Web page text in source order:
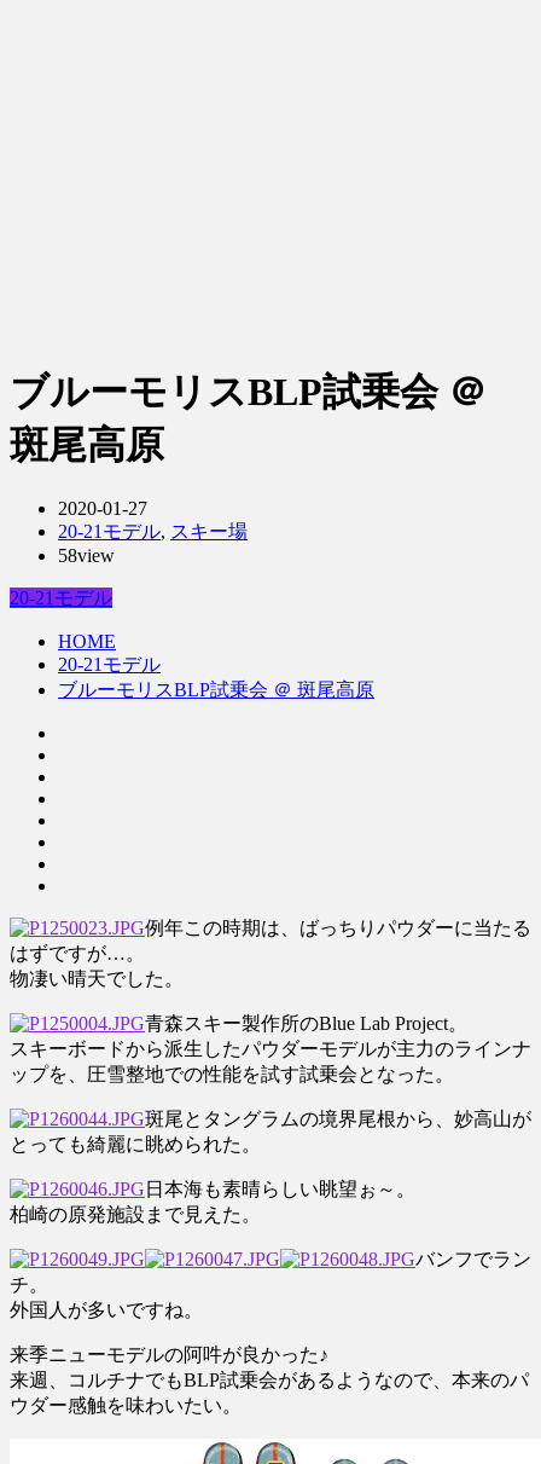
ブルーモリスBLP試乗会 ＠
斑尾高原
2020-01-27
20-21モデル, スキー場
58view
20-21モデル
HOME
20-21モデル
ブルーモリスBLP試乗会 ＠ 斑尾高原
例年この時期は、ばっちりパウダーに当たる
はずですが…。
物凄い晴天でした。
青森スキー製作所のBlue Lab Project。
スキーボードから派生したパウダーモデルが主力のラインナ
ップを、圧雪整地での性能を試す試乗会となった。
斑尾とタングラムの境界尾根から、妙高山が
とっても綺麗に眺められた。
日本海も素晴らしい眺望ぉ～。
柏崎の原発施設まで見えた。
バンフでラン
チ。
外国人が多いですね。
来季ニューモデルの阿吽が良かった♪
来週、コルチナでもBLP試乗会があるようなので、本来のパ
ウダー感触を味わいたい。